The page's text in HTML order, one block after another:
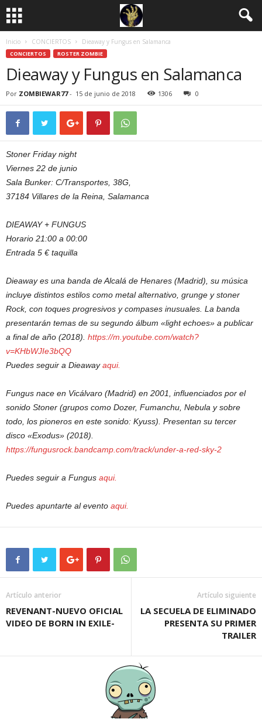
Inicio CONCIERTOS Dieaway y Fungus en Salamanca
CONCIERTOS ROSTER ZOMBIE
Dieaway y Fungus en Salamanca
Por ZOMBIEWAR77- 15 de junio de 2018 1306 0
Stoner Friday night
Viernes 22 de junio
Sala Bunker: C/Transportes, 38G,
37184 Villares de la Reina, Salamanca
DIEAWAY + FUNGUS
Horario 21:00 a 00:00
Entrada 5 € taquilla
Dieaway es una banda de Alcalá de Henares (Madrid), su música
incluye distintos estilos como metal alternativo, grunge y stoner
Rock, con toques progresivos y compases inusuales. La banda
presentarán temas de su segundo álbum «light echoes» a publicar
a final de año (2018). https://m.youtube.com/watch?
v=KHbWJIe3bQQ
Puedes seguir a Dieawayaqui.
Fungus nace en Vicálvaro (Madrid) en 2001, influenciados por el
sonido Stoner (grupos como Dozer, Fumanchu, Nebula y sobre
todo, los pioneros en este sonido: Kyuss). Presentan su tercer
disco «Exodus» (2018).
https://fungusrock.bandcamp.com/track/under-a-red-sky-2
Puedes seguir a Fungus aqui.
Puedes apuntarte al evento aqui.
Artículo anterior
REVENANT-NUEVO OFICIAL
VIDEO DE BORN IN EXILE-
Artículo siguiente
LA SECUELA DE ELIMINADO
PRESENTA SU PRIMER
TRAILER